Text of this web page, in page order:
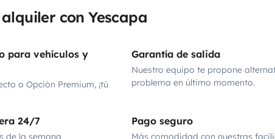
con Yescapa
para vehículos y
o Opción Premium, ¡tú
Garantía de salida
Nuestro equipo te propone
problema en último momento.
24/7
de la semana
Pago seguro
Más comodidad con nuestras